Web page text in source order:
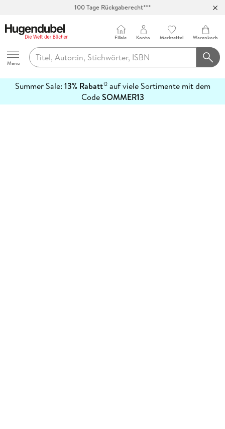
100 Tage Rückgaberecht***
Hugendubel
Menu
Filiale Konto Merkzettel Warenkorb
Summer Sale: 13% Rabatt12auf viele Sortimente mit dem
CodeSOMMER13
erfahren